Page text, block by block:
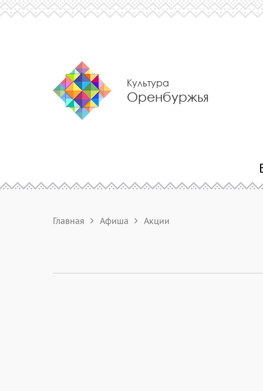
Культура
Оренбуржья
Главная Афиша Акции